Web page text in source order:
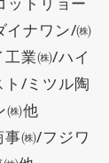
イナワン/㈱
業㈱/ハイ
/ミツル陶
㈱他
事㈱/フジワ